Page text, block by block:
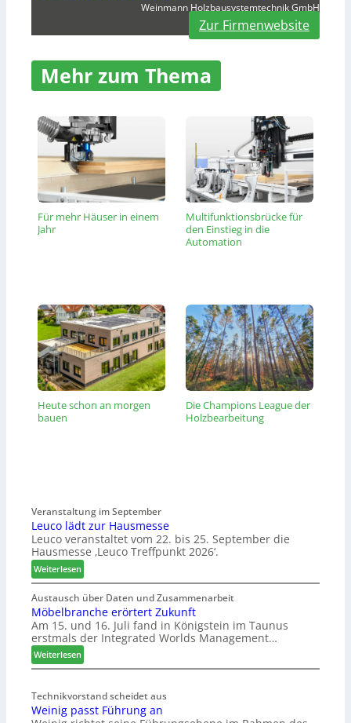
Weinmann Holzbausystemtechnik GmbH
Zur Firmenwebsite
Mehr zum Thema
Für mehr Häuser in einem
Jahr
Multifunktionsbrücke für
den Einstieg in die
Automation
Heute schon an morgen
bauen
Die Champions League der
Holzbearbeitung
Veranstaltung im September
Leuco lädt zur Hausmesse
Leuco veranstaltet vom 22. bis 25. September die
Hausmesse ‚Leuco Treffpunkt 2026‘.
Weiterlesen:
L
e
u
c
o
ä
t
z
Austausch über Daten und Zusammenarbeit
Möbelbranche erörtert Zukunft
Am 15. und 16. Juli fand in Königstein im Taunus
erstmals der Integrated Worlds Management…
Weiterlesen:
M
b
e
Technikvorstand scheidet aus
Weinig passt Führung an